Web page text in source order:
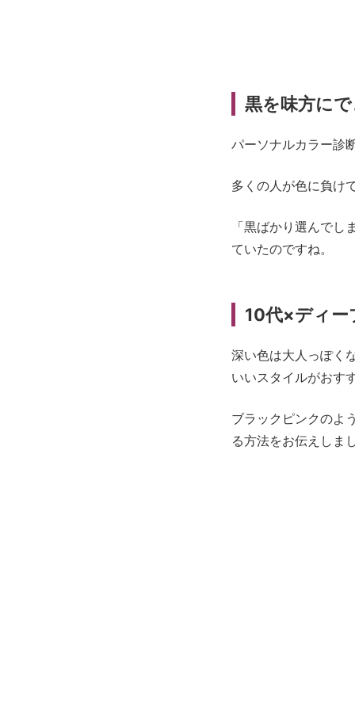
黒を味方に
パーソナルカラー診
多くの人が色に負け
「黒ばかり選んで
ていたのですね。
10代×ディー
深い色は大人っぽく
いいスタイルがおすす
ブラックピンクのよ
る方法をお伝えしまし